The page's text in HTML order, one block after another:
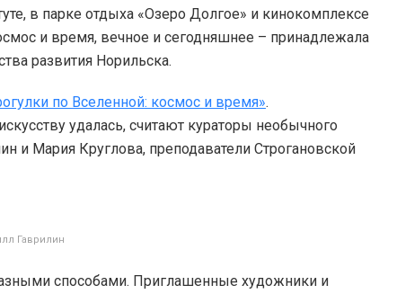
в парке отдыха «Озеро Долгое» и кинокомплексе
и время, вечное и сегодняшнее – принадлежала
развития Норильска.
по Вселенной: космос и время».
удалась, считают кураторы необычного
и Мария Круглова, преподаватели Строгановской
Гаврилин
способами. Приглашенные художники и